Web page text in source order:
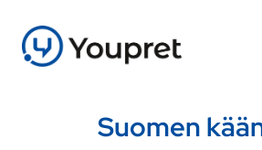
Suomen